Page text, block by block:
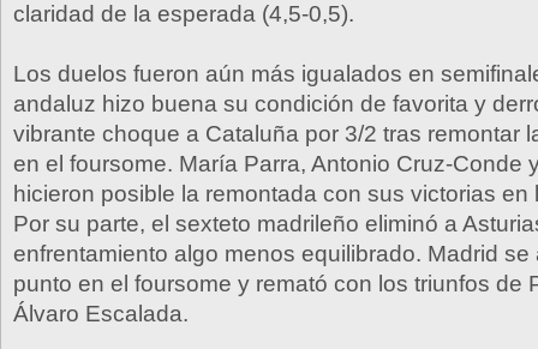
claridad de la esperada (4,5-0,5).
Los duelos fueron aún más igualados en
andaluz hizo buena su condición de favorita y
vibrante choque a Cataluña por 3/2 tras remontar
en el foursome. María Parra, Antonio Cruz-Conde
hicieron posible la remontada con sus victorias en
Por su parte, el sexteto madrileño eliminó a
enfrentamiento algo menos equilibrado. Madrid se
punto en el foursome y remató con los triunfos de
Álvaro Escalada.